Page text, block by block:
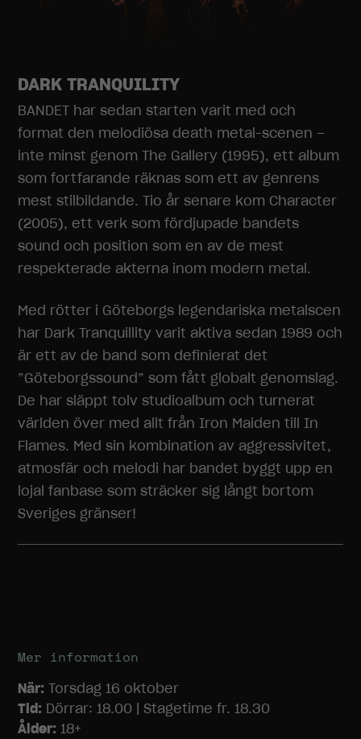
DARK TRANQUILITY
BANDET har sedan starten varit med och
format den melodiösa death metal-scenen –
inte minst genom The Gallery (1995), ett album
som fortfarande räknas som ett av genrens
mest stilbildande. Tio år senare kom Character
(2005), ett verk som fördjupade bandets
sound och position som en av de mest
respekterade akterna inom modern metal.
Med rötter i Göteborgs legendariska metalscen
har Dark Tranquillity varit aktiva sedan 1989 och
är ett av de band som definierat det
”Göteborgssound” som fått globalt genomslag.
De har släppt tolv studioalbum och turnerat
världen över med allt från Iron Maiden till In
Flames. Med sin kombination av aggressivitet,
atmosfär och melodi har bandet byggt upp en
lojal fanbase som sträcker sig långt bortom
Sveriges gränser!
Mer information
När: Torsdag 16 oktober
Tid: Dörrar: 18.00 | Stagetime fr. 18.30
Ålder: 18+
förbättra
funktionalitet
och
uppbyggnad,
baserat på
hur
hemsidan
För att vår
prestera så
bra som
möjligt under
ditt besök.
Om du nekar
dessa
kommer viss
funktionalitet
att försvinna
från
personligt
anpassat